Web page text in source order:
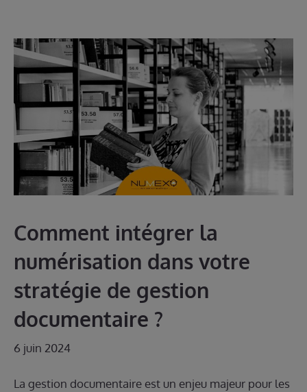
Comment intégrer la
numérisation dans votre
stratégie de gestion
documentaire ?
6 juin 2024
La gestion documentaire est un enjeu majeur pour les